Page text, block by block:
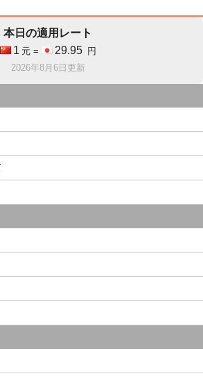
本日の適用レート
1 元 = 29.95
円
2026年8月6日更新